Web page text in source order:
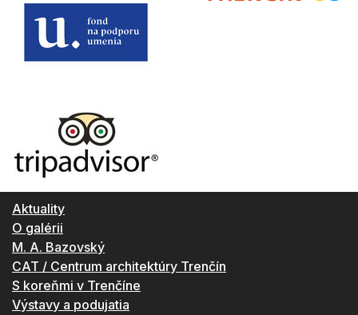
Aktuality
O galérii
M. A. Bazovský
CAT / Centrum architektúry Trenčín
S koreňmi v Trenčíne
Výstavy a podujatia